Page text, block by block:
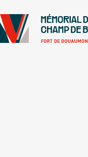
Contenu principal